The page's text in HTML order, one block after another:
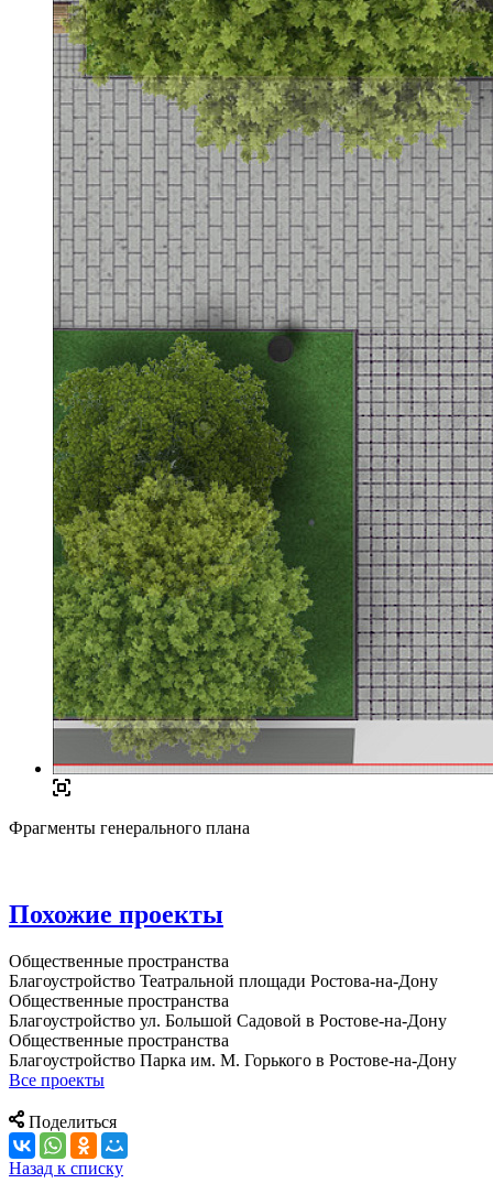
Фрагменты генерального плана
Похожие проекты
Общественные пространства
Благоустройство Театральной площади Ростова-на-Дону
Общественные пространства
Благоустройство ул. Большой Садовой в Ростове-на-Дону
Общественные пространства
Благоустройство Парка им. М. Горького в Ростове-на-Дону
Все проекты
Поделиться
Назад к списку